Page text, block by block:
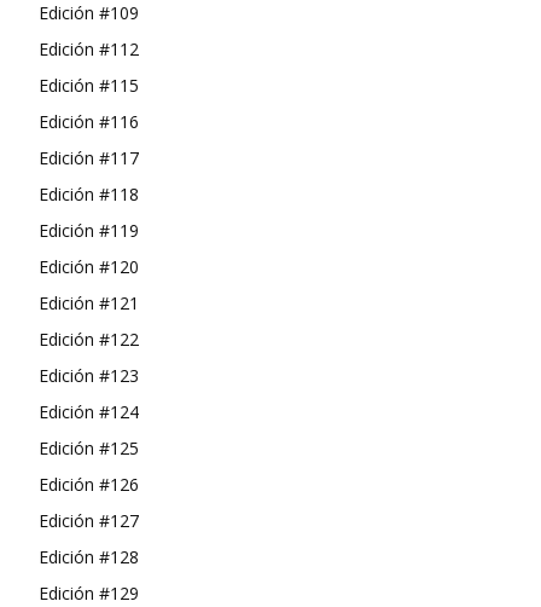
Edición #109
Edición #112
Edición #115
Edición #116
Edición #117
Edición #118
Edición #119
Edición #120
Edición #121
Edición #122
Edición #123
Edición #124
Edición #125
Edición #126
Edición #127
Edición #128
Edición #129